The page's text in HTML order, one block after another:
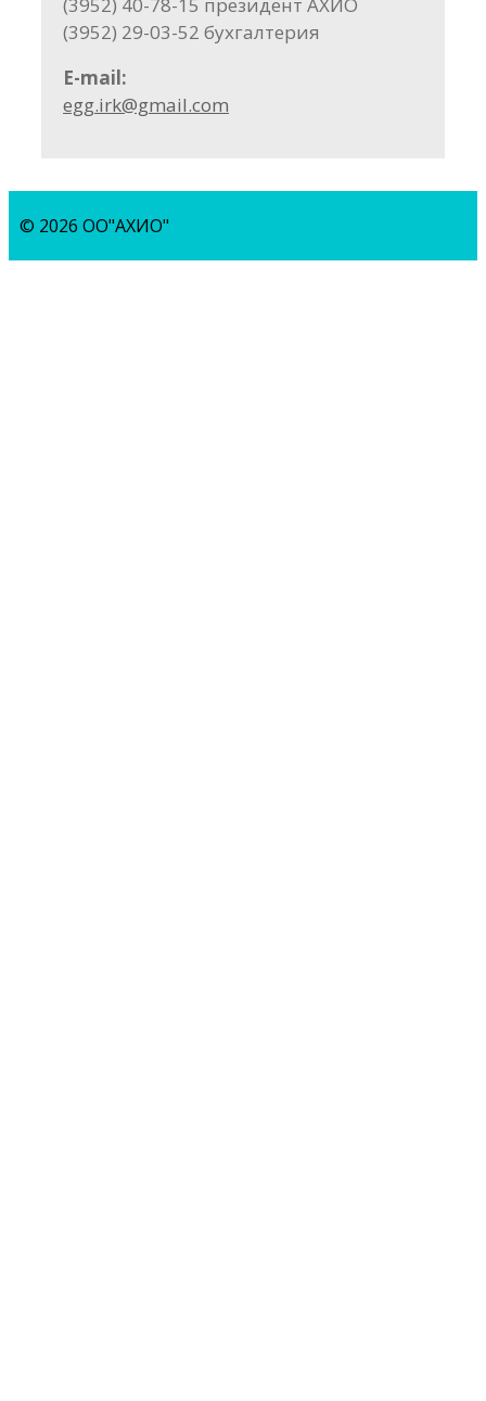
(3952) 29-03-52 бухгалтерия
E-mail:
egg.irk@gmail.com
© 2026 ОО"АХИО"